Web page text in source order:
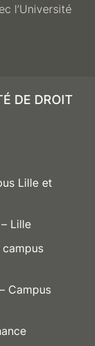
l’Université
DE DROIT
Lille et
Lille
Campus